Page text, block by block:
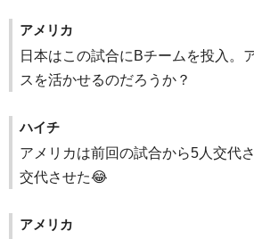
アメリカ
日本はこの試合にBチームを投入。
スを活かせるのだろうか？
ハイチ
アメリカは前回の試合から5人交代
交代させた😂
アメリカ